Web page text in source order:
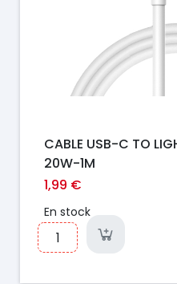
CABLE USB-C TO
20W-1M
1,99 €
En stock